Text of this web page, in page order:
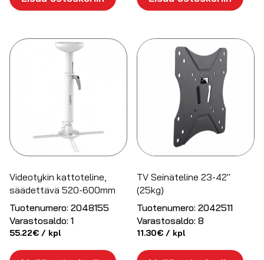
Videotykin kattoteline,
säädettävä 520-600mm
Tuotenumero: 2048155
Varastosaldo: 1
55.22€ / kpl
TV Seinäteline 23-42″
(25kg)
Tuotenumero: 2042511
Varastosaldo: 8
11.30€ / kpl